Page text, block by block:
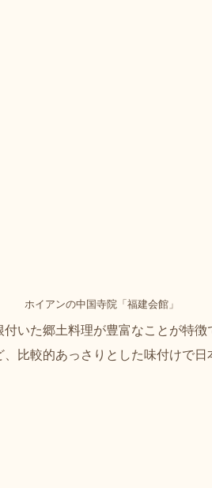
ホイアンの中国寺院「福建会館」
いた郷土料理が豊富なことが特
比較的あっさりとした味付けで